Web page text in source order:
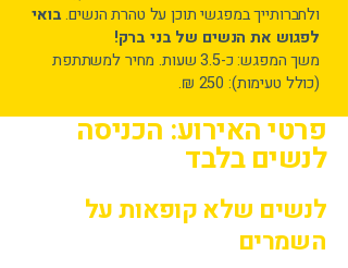
ולחברותייך במפגשי תוכן על טהרת הנשים.בואי
לפגוש את הנשים של בני ברק!
משך המפגש: כ-3.5 שעות. מחיר למשתתפת
(כולל טעימות): 250 ₪.
פרטי האירוע: הכניסה
לנשים בלבד
לנשים שלא קופאות על
השמרים